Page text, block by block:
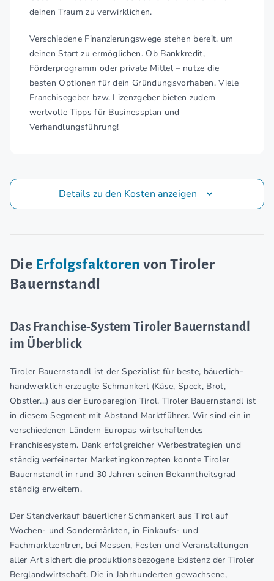
deinen Traum zu verwirklichen.
Verschiedene Finanzierungswege stehen bereit, um
deinen Start zu ermöglichen. Ob Bankkredit,
Förderprogramm oder private Mittel – nutze die
besten Optionen für dein Gründungsvorhaben. Viele
Franchisegeber bzw. Lizenzgeber bieten zudem
wertvolle Tipps für Businessplan und
Verhandlungsführung!
Details zu den Kosten anzeigen
Die Erfolgsfaktoren von Tiroler
Bauernstandl
Das Franchise-System Tiroler Bauernstandl
im Überblick
Tiroler Bauernstandl ist der Spezialist für beste, bäuerlich-
handwerklich erzeugte Schmankerl (Käse, Speck, Brot,
Obstler...) aus der Europaregion Tirol. Tiroler Bauernstandl ist
in diesem Segment mit Abstand Marktführer. Wir sind ein in
verschiedenen Ländern Europas wirtschaftendes
Franchisesystem. Dank erfolgreicher Werbestrategien und
ständig verfeinerter Marketingkonzepten konnte Tiroler
Bauernstandl in rund 30 Jahren seinen Bekanntheitsgrad
ständig erweitern.
Der Standverkauf bäuerlicher Schmankerl aus Tirol auf
Wochen- und Sondermärkten, in Einkaufs- und
Fachmarktzentren, bei Messen, Festen und Veranstaltungen
aller Art sichert die produktionsbezogene Existenz der Tiroler
Berglandwirtschaft. Die in Jahrhunderten gewachsene,